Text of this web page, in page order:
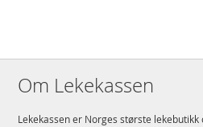
Antall klosser: 1333
Alder: fra 10 år
Modell 71485
Om Lekekassen
Lekekassen er Norges største